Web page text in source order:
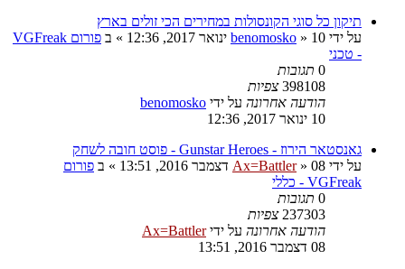
תיקון כל סוגי הקונסולות במחירים הכי זולים בארץ
על ידי
benomosko » 10 ינואר 2017, 12:36 » ב
פורום VGFreak
- טכני
0 תגובות
398108 צפיות
הודעה אחרונה על ידי benomosko
10 ינואר 2017, 12:36
גאנסטאר הירוז - Gunstar Heroes - פוסט חובה לשחק
על ידי
Ax=Battler» 08 דצמבר 2016, 13:51 » ב פורום
VGFreak - כללי
0 תגובות
237303 צפיות
הודעה אחרונה על ידיAx=Battler
08 דצמבר 2016, 13:51